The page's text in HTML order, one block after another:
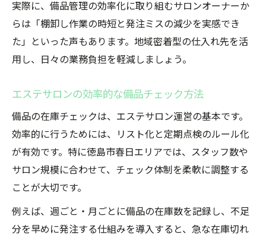
実際に、備品管理の効率化に取り組むサロンオーナーか
らは「棚卸し作業の時短と発注ミスの減少を実感でき
た」といった声もあります。地域密着型の仕入れ先を活
用し、日々の業務負担を軽減しましょう。
エステサロンの効率的な備品チェック方法
備品の在庫チェックは、エステサロン運営の基本です。
効率的に行うためには、リスト化と定期点検のルール化
が有効です。特に徳島市春日エリアでは、スタッフ数や
サロン規模に合わせて、チェック体制を柔軟に調整する
ことが大切です。
例えば、週ごと・月ごとに備品の在庫数を記録し、不足
分を早めに発注する仕組みを導入すると、急な在庫切れ